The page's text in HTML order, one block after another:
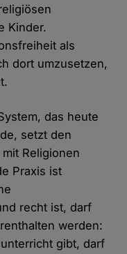
Kinder.
als
dort umzusetzen,
das heute
setzt den
Religionen
Praxis ist
recht ist, darf
werden:
gibt, darf